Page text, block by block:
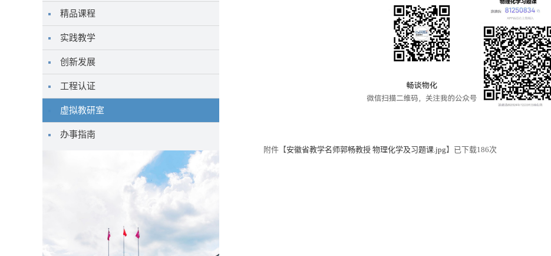
精品课程
实践教学
创新发展
工程认证
虚拟教研室
办事指南
附件【安徽省教学名师郭畅教授 物理化学及习题课.jpg】已下载186次